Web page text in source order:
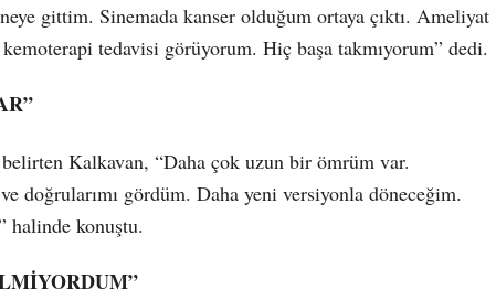
gittim. Sinemada kanser olduğum ortaya çıktı. Ameliyat
tedavisi görüyorum. Hiç başa takmıyorum” dedi.
Kalkavan, “Daha çok uzun bir ömrüm var.
doğrularımı gördüm. Daha yeni versiyonla döneceğim.
halinde konuştu.